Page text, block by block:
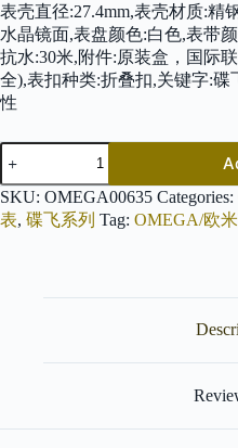
表壳直径:27.4mm,表壳材质:精
水晶镜面,表盘颜色:白色,表带
抗水:30米,附件:原装盒，国际
全),表扣种类:折叠扣,关键字:
性
OMEGA
欧
米
茄
碟
雅
SKU: OMEGA00635 Categories:
表, 碟飞系列 Tag: OMEGA/欧